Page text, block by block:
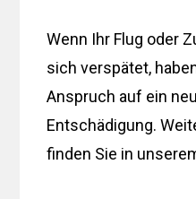
Wenn Ihr Flug oder
sich verspätet,
Anspruch auf ein
Entschädigung.
finden Sie in